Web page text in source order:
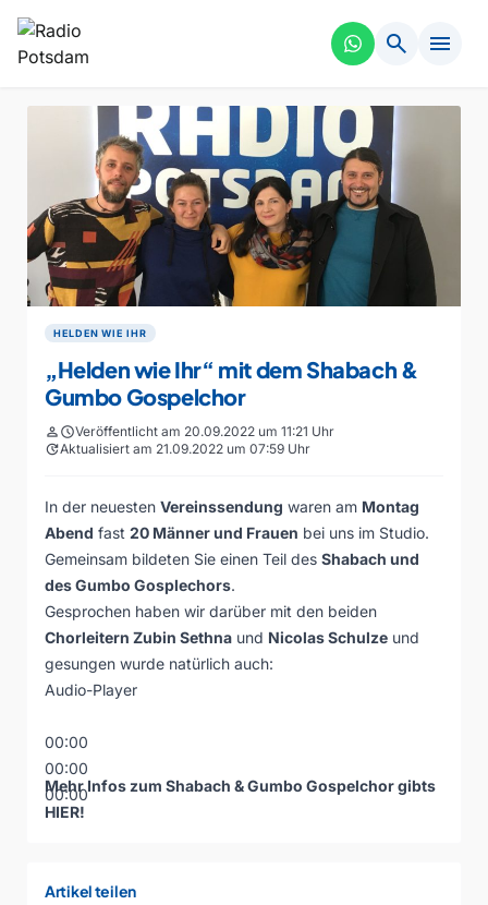
search menu
HELDEN WIE IHR
„Helden wie Ihr“ mit dem Shabach &
Gumbo Gospelchor
personscheduleVeröffentlicht am 20.09.2022 um 11:21 Uhr
updateAktualisiert am 21.09.2022 um 07:59 Uhr
In der neuesten Vereinssendung waren am Montag
Abend fast 20 Männer und Frauen bei uns im Studio.
Gemeinsam bildeten Sie einen Teil des Shabach und
des Gumbo Gosplechors.
Gesprochen haben wir darüber mit den beiden
Chorleitern Zubin Sethna und Nicolas Schulze und
gesungen wurde natürlich auch:
Audio-Player
00:00
00:00
00:00
Mehr Infos zum Shabach & Gumbo Gospelchor gibts
HIER!
Artikel teilen